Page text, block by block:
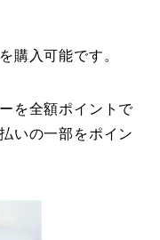
購入可能です。
を全額ポイントで
いの一部をポイン